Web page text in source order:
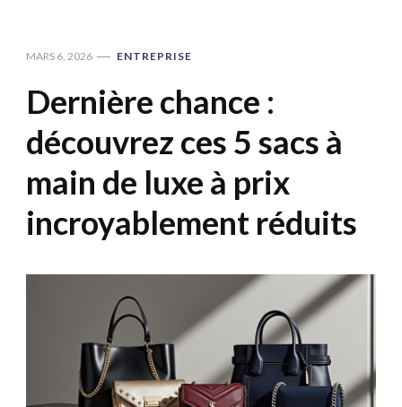
MARS 6, 2026 ENTREPRISE
Dernière chance :
découvrez ces 5 sacs à
main de luxe à prix
incroyablement réduits